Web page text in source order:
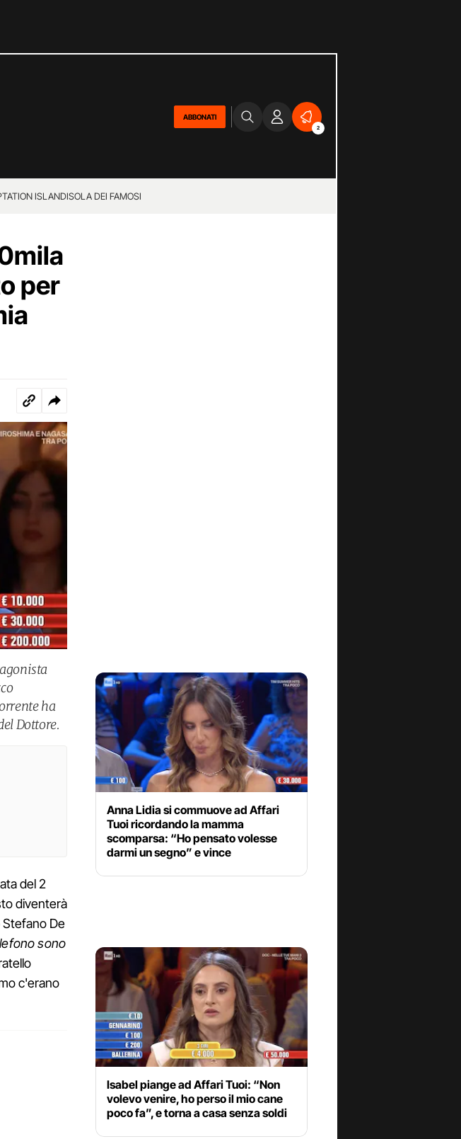
ABBONATI
2
ISLANDISOLA DEI FAMOSI
per
ha
Dottore.
del 2
diventerà
Stefano De
sono
c'erano
Anna Lidia si commuove ad Affari
Tuoi ricordando la mamma
scomparsa: “Ho pensato volesse
darmi un segno” e vince
Isabel piange ad Affari Tuoi: “Non
volevo venire, ho perso il mio cane
poco fa”, e torna a casa senza soldi